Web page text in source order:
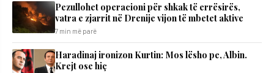
Pezullohet operacioni për shkak të errësirës,
vatra e zjarrit në Drenije vijon të mbetet aktive
7 min më parë
Haradinaj ironizon Kurtin: Mos lësho pe, Albin.
Krejt ose hiç